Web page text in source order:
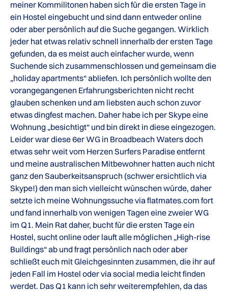
meiner Kommilitonen haben sich für die ersten Tage in
ein Hostel eingebucht und sind dann entweder online
oder aber persönlich auf die Suche gegangen. Wirklich
jeder hat etwas relativ schnell innerhalb der ersten Tage
gefunden, da es meist auch einfacher wurde, wenn
Suchende sich zusammenschlossen und gemeinsam die
„holiday apartments“ abliefen. Ich persönlich wollte den
vorangegangenen Erfahrungsberichten nicht recht
glauben schenken und am liebsten auch schon zuvor
etwas dingfest machen. Daher habe ich per Skype eine
Wohnung „besichtigt“ und bin direkt in diese eingezogen.
Leider war diese 6er WG in Broadbeach Waters doch
etwas sehr weit vom Herzen Surfers Paradise entfernt
und meine australischen Mitbewohner hatten auch nicht
ganz den Sauberkeitsanspruch (schwer ersichtlich via
Skype!) den man sich vielleicht wünschen würde, daher
setzte ich meine Wohnungssuche via flatmates.com fort
und fand innerhalb von wenigen Tagen eine zweier WG
im Q1. Mein Rat daher, bucht für die ersten Tage ein
Hostel, sucht online oder lauft alle möglichen „High-rise
Buildings“ ab und fragt persönlich nach oder aber
schließt euch mit Gleichgesinnten zusammen, die ihr auf
jeden Fall im Hostel oder via social media leicht finden
werdet. Das Q1 kann ich sehr weiterempfehlen, da das